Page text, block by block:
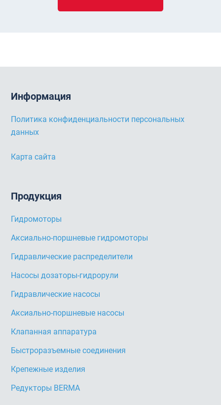
Информация
Политика конфиденциальности персональных
данных
Карта сайта
Продукция
Гидромоторы
Аксиально-поршневые гидромоторы
Гидравлические распределители
Насосы дозаторы-гидрорули
Гидравлические насосы
Аксиально-поршневые насосы
Клапанная аппаратура
Быстроразъемные соединения
Крепежные изделия
Редукторы BERMA